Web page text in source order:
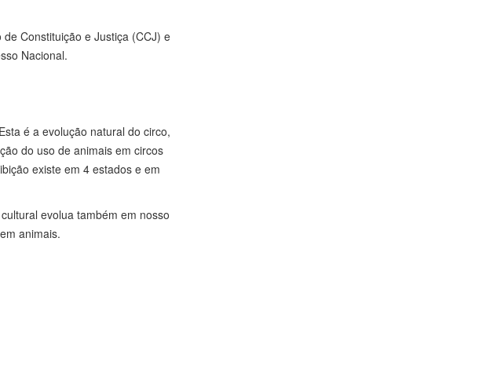
Constituição e Justiça (CCJ) e
Nacional.
é a evolução natural do circo,
do uso de animais em circos
existe em 4 estados e em
evolua também em nosso
animais.